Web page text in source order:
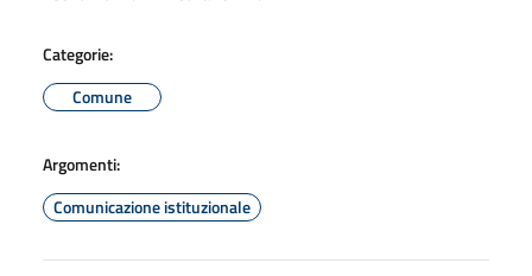
Categorie:
Comune
Argomenti:
Comunicazione istituzionale